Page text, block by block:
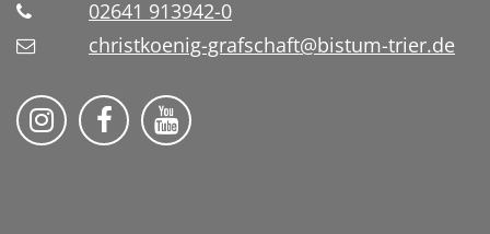
02641 913942-0
christkoenig-grafschaft@bistum-trier.de
Pfarreiengemeinschaft Grafschaft auf
Pfarreiengemeinschaft Grafschaft
Pfarreiengemeinschaft